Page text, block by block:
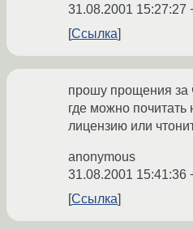
31.08.2001 15:27:27
Ссылка
прошу прощения за
где можно почитать
лицензию или
anonymous
31.08.2001 15:41:36
Ссылка